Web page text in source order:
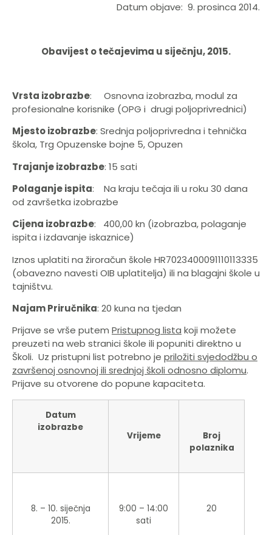
Datum objave: 9. prosinca 2014.
Obavijest o tečajevima u siječnju, 2015.
Vrsta izobrazbe: Osnovna izobrazba, modul za
profesionalne korisnike (OPG i drugi poljoprivrednici)
Mjesto izobrazbe: Srednja poljoprivredna i tehnička
škola, Trg Opuzenske bojne 5, Opuzen
Trajanje izobrazbe: 15 sati
Polaganje ispita: Na kraju tečaja ili u roku 30 dana
od završetka izobrazbe
Cijena izobrazbe: 400,00 kn (izobrazba, polaganje
ispita i izdavanje iskaznice)
Iznos uplatiti na žiroračun škole HR7023400091110113335
(obavezno navesti OIB uplatitelja) ili na blagajni škole u
tajništvu.
Najam Priručnika: 20 kuna na tjedan
Prijave se vrše putem Pristupnog lista koji možete
preuzeti na web stranici škole ili popuniti direktno u
Školi. Uz pristupni list potrebno je priložiti svjedodžbu o
završenoj osnovnoj ili srednjoj školi odnosno diplomu.
Prijave su otvorene do popune kapaciteta.
Datum
izobrazbe
Vrijeme
Broj
polaznika
8. – 10. siječnja
2015.
9:00 – 14:00
sati
20